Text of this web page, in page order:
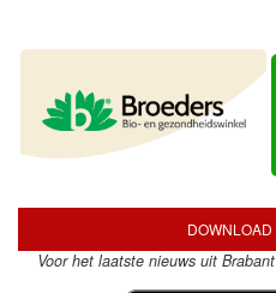
Voor het laatste nieuws uit